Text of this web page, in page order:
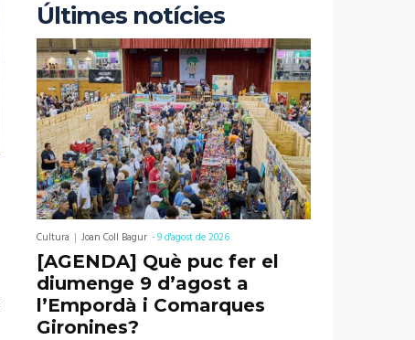
Últimes notícies
Cultura Joan Coll Bagur -9 d'agost de 2026
[AGENDA] Què puc fer el
diumenge 9 d’agost a
l’Empordà i Comarques
Gironines?